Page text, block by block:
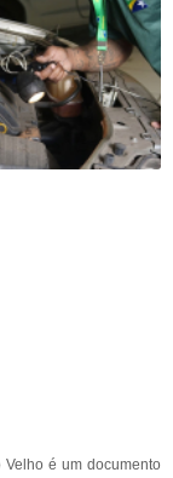
é um documento